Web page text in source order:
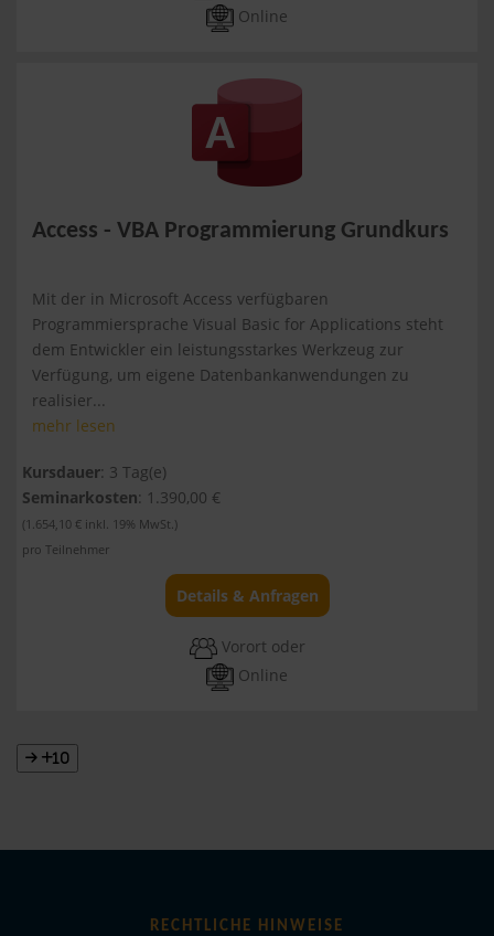
Online
Access - VBA Programmierung Grundkurs
Mit der in Microsoft Access verfügbaren
Programmiersprache Visual Basic for Applications steht
dem Entwickler ein leistungsstarkes Werkzeug zur
Verfügung, um eigene Datenbankanwendungen zu
realisier...
mehr lesen
Kursdauer: 3 Tag(e)
Seminarkosten: 1.390,00 €
(1.654,10 € inkl. 19% MwSt.)
pro Teilnehmer
Details & Anfragen
Vorort oder
Online
+10
RECHTLICHE HINWEISE